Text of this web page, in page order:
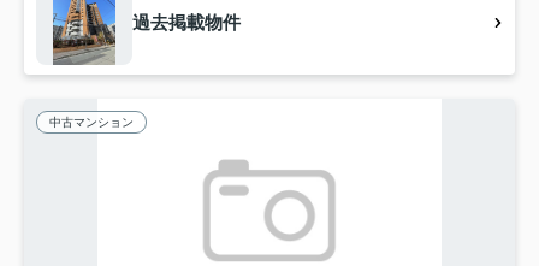
過去掲載物件
中古マンション